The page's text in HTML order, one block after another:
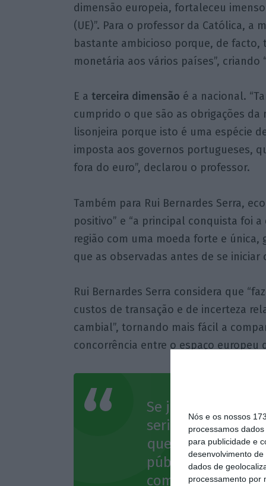
Nós e os nossos
processamos
para publicidade e
desenvolvimento de
dados de
processamento por
dimensão europeia, fortaleceu
(UE)”. Para o professor da Católica, a
bastante ambicioso porque, de
monetária aos vários países”, criando
E a terceira dimensão é a nacional.
cumprido o que são as obrigações
lisonjeira porque isto é uma espécie
imposta aos governos portugueses,
fora do euro”, declarou o professor.
Também para Rui Bernardes Serra,
positivo” e “a principal conquista foi
região com uma moeda forte e única,
que as observadas antes de se iniciar
Rui Bernardes Serra considera que
custos de transação e de incerteza
cambial”, tornando mais fácil a
concorrência entre o espaço europeu
Se já é assim
seria com o
que temos de
públicas seria
com uma moeda